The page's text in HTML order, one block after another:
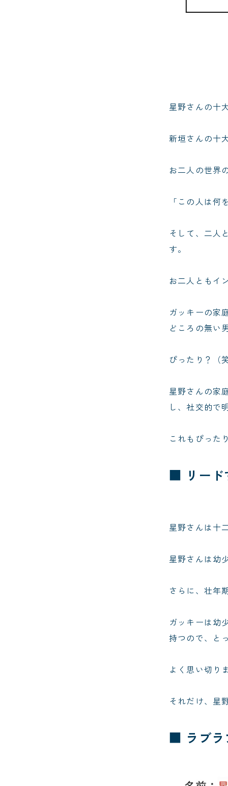
星野さんの十
新垣さんの十
お二人の世界
「この人は
そして、二人
す。
お二人ともイ
ガッキーの家
どころの無い
ぴったり？（
星野さんの家
し、社交的で
これもぴった
■ リード
星野さんは十
星野さんは幼
さらに、壮年
ガッキーは幼
持つので、と
よく思い切り
それだけ、星
■ ラブラ